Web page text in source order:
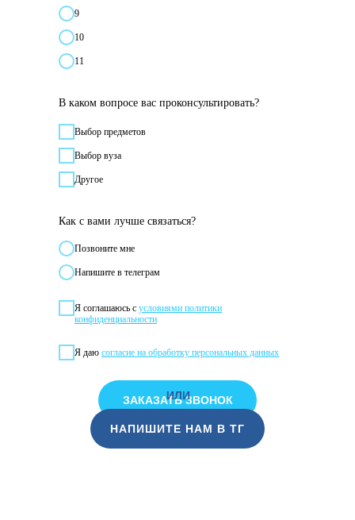
9
10
11
В каком вопросе вас проконсультировать?
Выбор предметов
Выбор вуза
Другое
Как с вами лучше связаться?
Позвонитe мне
Напишите в телеграм
Я соглашаюсь с условиями политики
конфиденциальности
Я даю согласие на обработку персональных данных
ЗАКАЗАТЬ ЗВОНОК
НАПИШИТЕ НАМ В ТГ
ИЛИ